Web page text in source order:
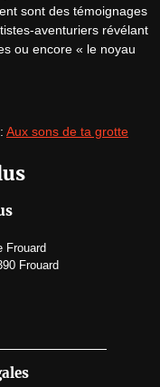
sont des témoignages
aventuriers révélant
ou encore « le noyau
Aux sons de ta grotte
Frouard
Frouard